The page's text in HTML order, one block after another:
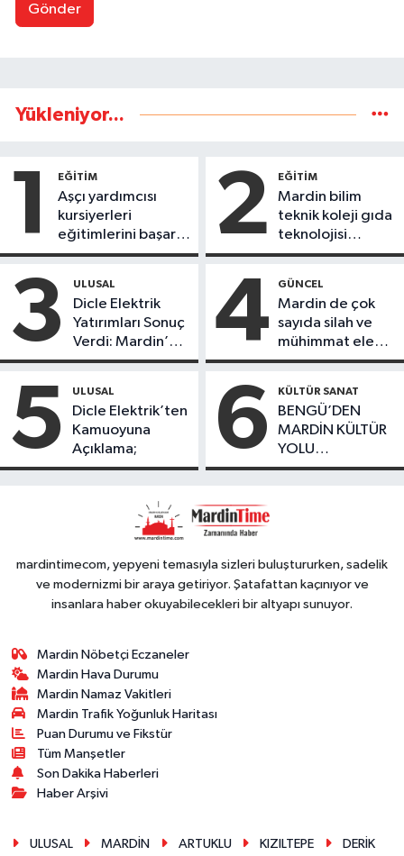
Gönder
Yükleniyor...
1 EĞİTİM
Aşçı yardımcısı
kursiyerleri
eğitimlerini başarı
ile tamamladı
2 EĞİTİM
Mardin bilim
teknik koleji gıda
teknolojisi
öğrencileri
ürünlerini satarak
köydeki
çoçuklara kitap
desteğinde
bulundu
3 ULUSAL
Dicle Elektrik
Yatırımları Sonuç
Verdi: Mardin’de
Kayıp Kaçak
Düşüş
4 GÜNCEL
Mardin de çok
sayıda silah ve
mühimmat ele
geçirildi
5 ULUSAL
Dicle Elektrik’ten
Kamuoyuna
Açıklama;
6 KÜLTÜR SANAT
BENGÜ’DEN
MARDİN KÜLTÜR
YOLU
FESTIVALİ’NDE
mardintimecom, yepyeni temasıyla sizleri buluştururken, sadelik
ve modernizmi bir araya getiriyor. Şatafattan kaçınıyor ve
insanlara haber okuyabilecekleri bir altyapı sunuyor.
Mardin Nöbetçi Eczaneler
Mardin Hava Durumu
Mardin Namaz Vakitleri
Mardin Trafik Yoğunluk Haritası
Puan Durumu ve Fikstür
Tüm Manşetler
Son Dakika Haberleri
Haber Arşivi
ULUSAL MARDİN ARTUKLU KIZILTEPE DERİK